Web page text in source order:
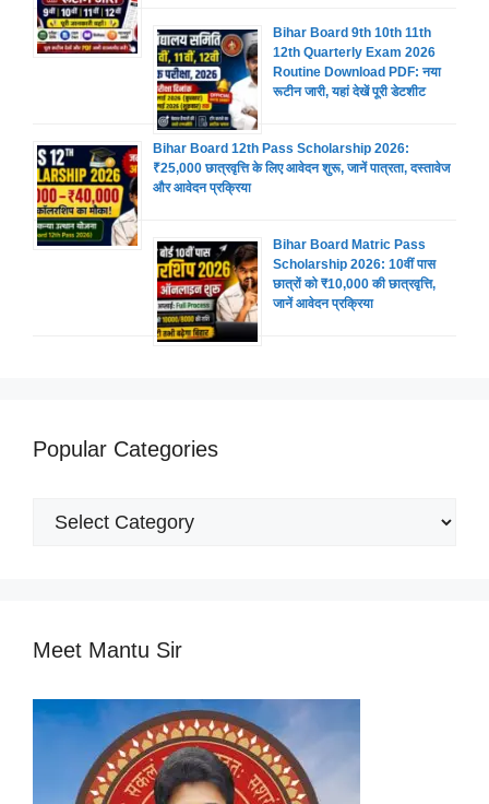
Bihar Board 9th 10th 11th
12th Quarterly Exam 2026
Routine Download PDF: नया
रूटीन जारी, यहां देखें पूरी डेटशीट
Bihar Board 12th Pass Scholarship 2026:
₹25,000 छात्रवृत्ति के लिए आवेदन शुरू, जानें पात्रता, दस्तावेज
और आवेदन प्रक्रिया
Bihar Board Matric Pass
Scholarship 2026: 10वीं पास
छात्रों को ₹10,000 की छात्रवृत्ति,
जानें आवेदन प्रक्रिया
Popular Categories
Popular
Meet Mantu Sir